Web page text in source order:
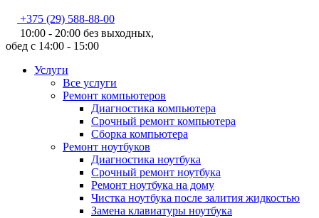
+375 (29) 588-88-00
10:00 - 20:00 без выходных,
обед с 14:00 - 15:00
Услуги
Все услуги
Ремонт компьютеров
Диагностика компьютера
Срочный ремонт компьютера
Сборка компьютера
Ремонт ноутбуков
Диагностика ноутбука
Срочный ремонт ноутбука
Ремонт ноутбука на дому
Чистка ноутбука после залития жидкостью
Замена клавиатуры ноутбука